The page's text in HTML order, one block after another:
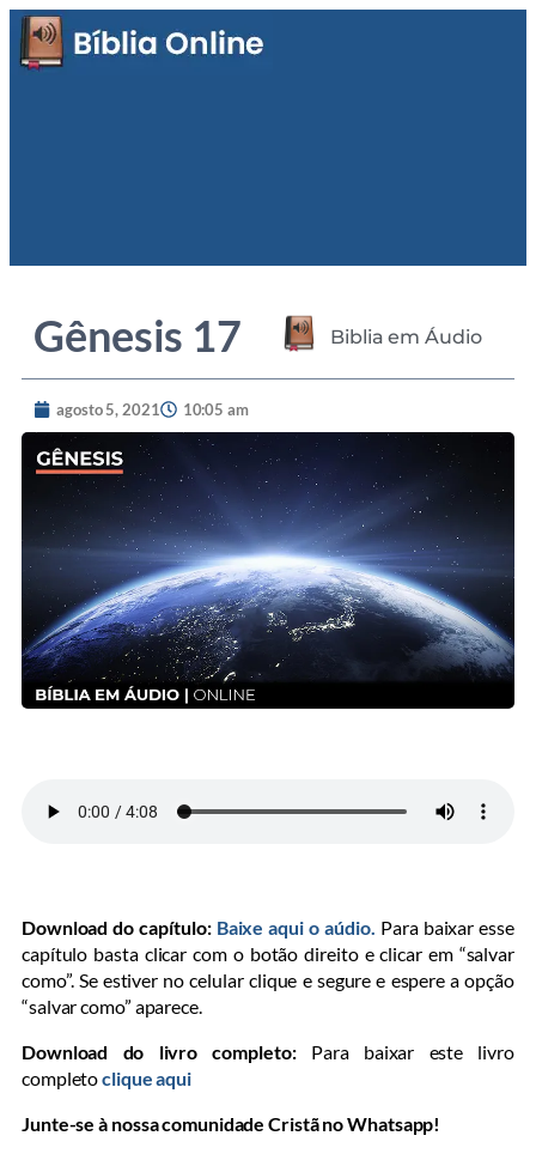
Gênesis 17 Biblia em Áudio
agosto 5, 2021 10:05 am
Download do capítulo: Baixe aqui o aúdio. Para baixar esse
capítulo basta clicar com o botão direito e clicar em “salvar
como”. Se estiver no celular clique e segure e espere a opção
“salvar como” aparece.
Download do livro completo: Para baixar este livro
completoclique aqui
Junte-se à nossa comunidade Cristã no Whatsapp!